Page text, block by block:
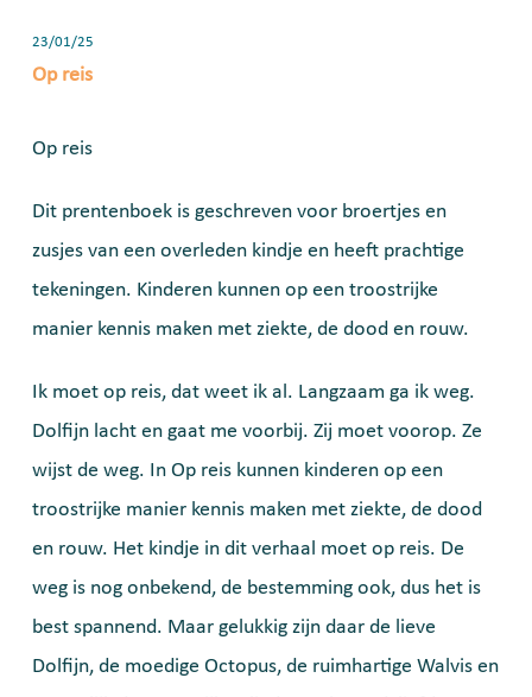
23/01/25
Op reis
Op reis
Dit prentenboek is geschreven voor broertjes en
zusjes van een overleden kindje en heeft prachtige
tekeningen. Kinderen kunnen op een troostrijke
manier kennis maken met ziekte, de dood en rouw.
Ik moet op reis, dat weet ik al. Langzaam ga ik weg.
Dolfijn lacht en gaat me voorbij. Zij moet voorop. Ze
wijst de weg. In Op reis kunnen kinderen op een
troostrijke manier kennis maken met ziekte, de dood
en rouw. Het kindje in dit verhaal moet op reis. De
weg is nog onbekend, de bestemming ook, dus het is
best spannend. Maar gelukkig zijn daar de lieve
Dolfijn, de moedige Octopus, de ruimhartige Walvis en